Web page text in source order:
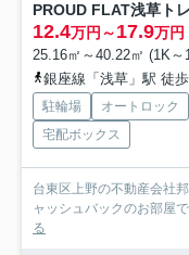
PROUD FLAT浅草ト
12.4万円～17.9万円
25.16㎡～40.22㎡ (1K
銀座線「浅草」駅 徒
駐輪場 オートロック
宅配ボックス
台東区上野の不動産会社
ャッシュバックのお部屋
る